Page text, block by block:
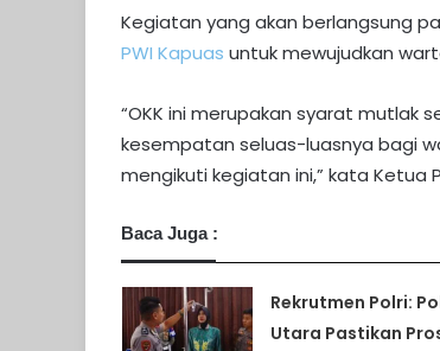
Kegiatan yang akan berlangsung
PWI Kapuas untuk mewujudkan
“OKK ini merupakan syarat mutlak
kesempatan seluas-luasnya bagi
mengikuti kegiatan ini,” kata Ketua
Baca Juga :
Rekrutmen Polri:
Utara Pastikan